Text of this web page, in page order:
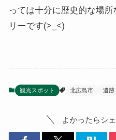
っては十分に歴史的な場
リーです(>_<)
観光スポット 北広島市 遺跡
よかったらシ